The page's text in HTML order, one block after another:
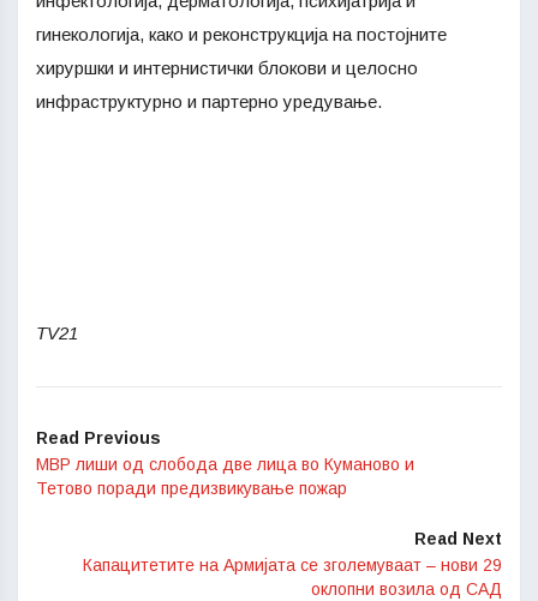
гинекологија, како и реконструкција на постојните
хируршки и интернистички блокови и целосно
инфраструктурно и партерно уредување.
TV21
Read Previous
МВР лиши од слобода две лица во Куманово и
Тетово поради предизвикување пожар
Read Next
Капацитетите на Армијата се зголемуваат – нови 29
оклопни возила од САД